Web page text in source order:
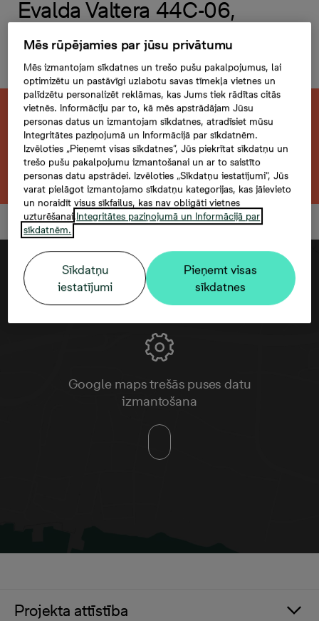
Evalda Valtera 44C-06,
3 -istabu dzīvoklis,
Platība 59,4 m²
Šis dzīvoklis ir pārdots. Vēlaties atrast kaut
ko līdzīgu?
Meklēt citu dzīvokli
Google maps trešās puses datu
izmantošana
Projekta attīstība
Mēs rūpējamies par jūsu privātumu
Mēs izmantojam sīkdatnes un trešo pušu pakalpojumus, lai
optimizētu un pastāvīgi uzlabotu savas tīmekļa vietnes un
palīdzētu personalizēt reklāmas, kas Jums tiek rādītas citās
vietnēs. Informāciju par to, kā mēs apstrādājam Jūsu
personas datus un izmantojam sīkdatnes, atradīsiet mūsu
Integritātes paziņojumā un Informācijā par sīkdatnēm.
Izvēloties „Pieņemt visas sīkdatnes”, Jūs piekrītat sīkdatņu un
trešo pušu pakalpojumu izmantošanai un ar to saistīto
personas datu apstrādei. Izvēloties „Sīkdatņu iestatījumi”, Jūs
varat pielāgot izmantojamo sīkdatņu kategorijas, kas jāievieto
un noraidīt visus sīkfailus, kas nav obligāti vietnes
uzturēšanai.Integritātes paziņojumā un Informācijā par
sīkdatnēm.
Sīkdatņu
iestatījumi
Pieņemt visas
sīkdatnes